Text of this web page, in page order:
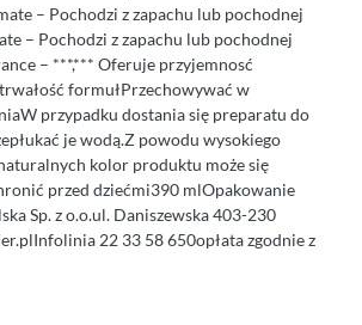
– Pochodzi z zapachu lub pochodnej
– Pochodzi z zapachu lub pochodnej
– ***,*** Oferuje przyjemnosć
formułPrzechowywać w
przypadku dostania się preparatu do
je wodą.Z powodu wysokiego
kolor produktu może się
przed dziećmi390 mlOpakowanie
Sp. z o.o.ul. Daniszewska 403-230
22 33 58 650opłata zgodnie z